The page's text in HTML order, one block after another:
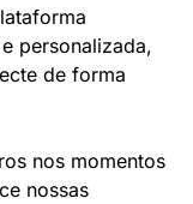
personalizada,
de forma
nos momentos
nossas